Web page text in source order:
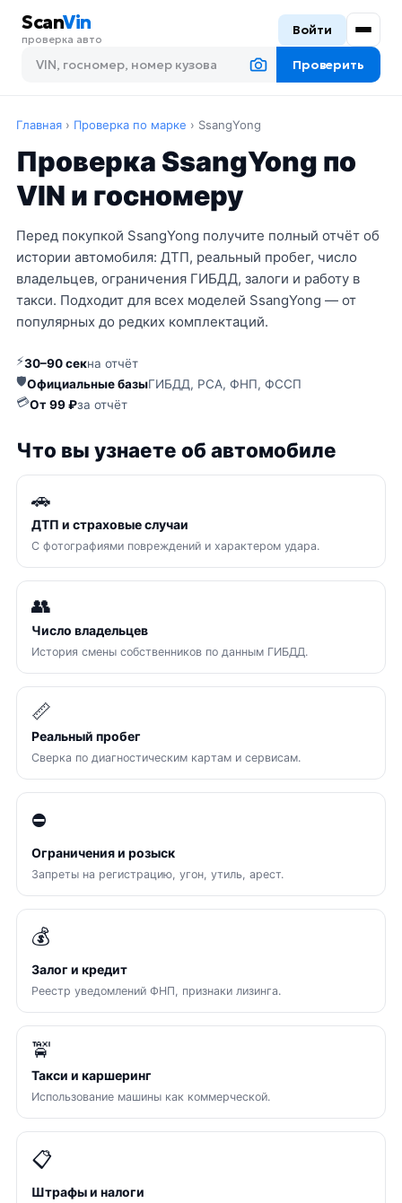
ScanVin
проверка авто
Проверить
Войти
Главная › Проверка по марке › SsangYong
Проверка SsangYong по
VIN и госномеру
Перед покупкой SsangYong получите полный отчёт об
истории автомобиля: ДТП, реальный пробег, число
владельцев, ограничения ГИБДД, залоги и работу в
такси. Подходит для всех моделей SsangYong — от
популярных до редких комплектаций.
⚡30–90 секна отчёт
🛡Официальные базыГИБДД, РСА, ФНП, ФССП
💳От 99 ₽за отчёт
Что вы узнаете об автомобиле
🚗
ДТП и страховые случаи
С фотографиями повреждений и характером удара.
👥
Число владельцев
История смены собственников по данным ГИБДД.
📏
Реальный пробег
Сверка по диагностическим картам и сервисам.
⛔
Ограничения и розыск
Запреты на регистрацию, угон, утиль, арест.
💰
Залог и кредит
Реестр уведомлений ФНП, признаки лизинга.
🚖
Такси и каршеринг
Использование машины как коммерческой.
📋
Штрафы и налоги